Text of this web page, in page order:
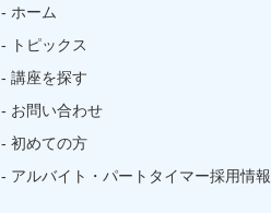
- ホーム
- トピックス
- 講座を探す
- お問い合わせ
- 初めての方
- アルバイト・パートタイマー採用情報